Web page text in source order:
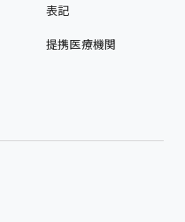
表記
提携医療機関